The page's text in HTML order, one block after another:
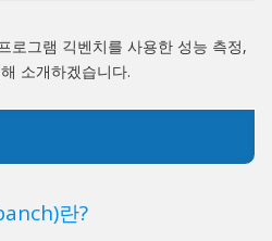
로그램 긱벤치를 사용한 성능 측정,
소개하겠습니다.
란?